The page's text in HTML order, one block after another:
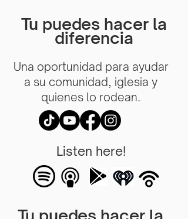
Tu puedes hacer la
diferencia
Una oportunidad para ayudar
a su comunidad, iglesia y
quienes lo rodean.
Listen here!